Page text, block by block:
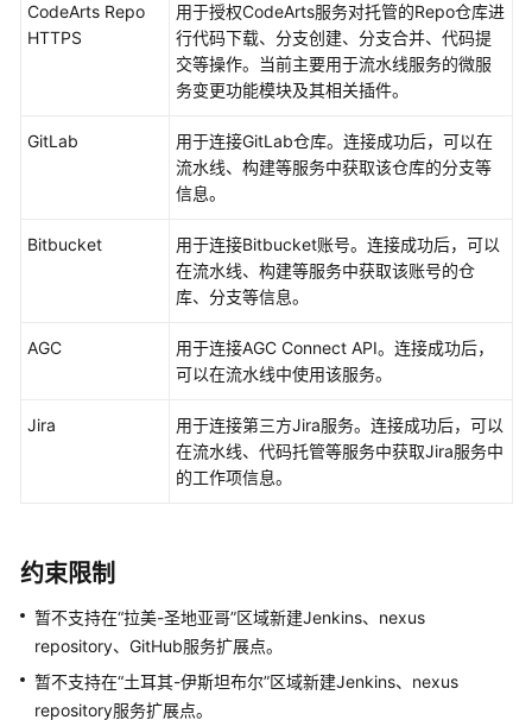
建
项
理
CodeArts
目
角
色
CodeArts Repo
HTTPS
用于授权CodeArts服务对托管的Repo仓库进
行代码下载、分支创建、分支合并、代码提
交等操作。当前主要用于流水线服务的微服
务变更功能模块及其相关插件。
GitLab
用于连接GitLab仓库。连接成功后，可以在
流水线、构建等服务中获取该仓库的分支等
信息。
Bitbucket
用于连接Bitbucket账号。连接成功后，可以
在流水线、构建等服务中获取该账号的仓
库、分支等信息。
AGC
用于连接AGC Connect API。连接成功后，
可以在流水线中使用该服务。
Jira
用于连接第三方Jira服务。连接成功后，可以
在流水线、代码托管等服务中获取Jira服务中
的工作项信息。
约束限制
暂不支持在“拉美-圣地亚哥”区域新建Jenkins、nexus
repository、GitHub服务扩展点。
暂不支持在“土耳其-伊斯坦布尔”区域新建Jenkins、nexus
repository服务扩展点。